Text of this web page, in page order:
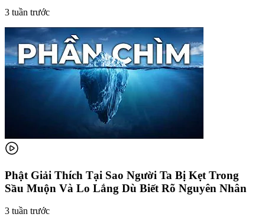
3 tuần trước
Phật Giải Thích Tại Sao Người Ta Bị Kẹt Trong
Sầu Muộn Và Lo Lắng Dù Biết Rõ Nguyên Nhân
3 tuần trước